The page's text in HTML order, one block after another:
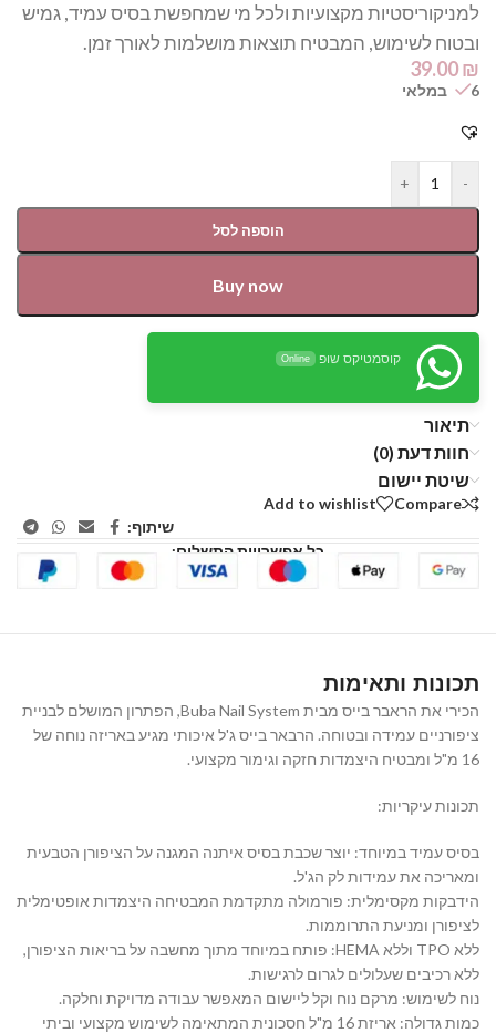
למניקוריסטיות מקצועיות ולכל מי שמחפשת בסיס עמיד, גמיש
ובטוח לשימוש, המבטיח תוצאות מושלמות לאורך זמן.
39.00₪
6 במלאי
-
+
הוספה לסל
Buy now
קוסמטיקס שופ Online
תיאור
חוות דעת (0)
שיטת יישום
Compare
Add to wishlist
שיתוף:
כל אפשרויות התשלום:
תכונות ותאימות
הכירי את הראבר בייס מבית Buba Nail System, הפתרון המושלם לבניית
ציפורניים עמידה ובטוחה. הרבאר בייס ג'ל איכותי מגיע באריזה נוחה של
16 מ"ל ומבטיח היצמדות חזקה וגימור מקצועי.
תכונות עיקריות:
בסיס עמיד במיוחד: יוצר שכבת בסיס איתנה המגנה על הציפורן הטבעית
ומאריכה את עמידות לק הג'ל.
הידבקות מקסימלית: פורמולה מתקדמת המבטיחה היצמדות אופטימלית
לציפורן ומניעת התרוממות.
ללא TPO וללא HEMA: פותח במיוחד מתוך מחשבה על בריאות הציפורן,
ללא רכיבים שעלולים לגרום לרגישות.
נוח לשימוש: מרקם נוח וקל ליישום המאפשר עבודה מדויקת וחלקה.
כמות גדולה: אריזת 16 מ"ל חסכונית המתאימה לשימוש מקצועי וביתי